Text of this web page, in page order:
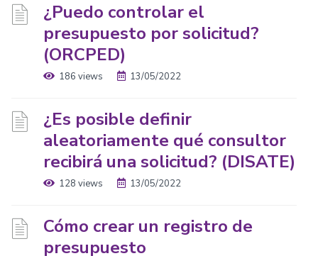
¿Puedo controlar el
presupuesto por solicitud?
(ORCPED)
186 views 13/05/2022
¿Es posible definir
aleatoriamente qué consultor
recibirá una solicitud? (DISATE)
128 views 13/05/2022
Cómo crear un registro de
presupuesto